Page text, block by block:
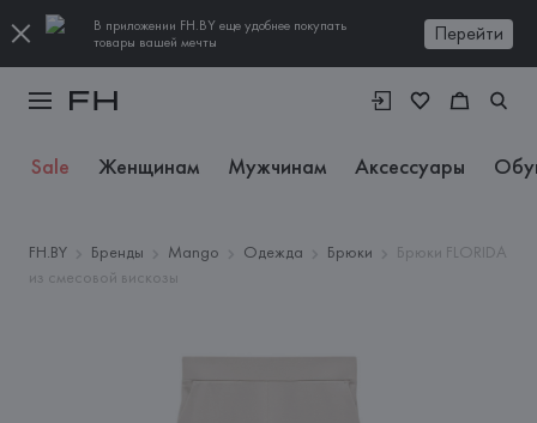
В приложении FH.BY еще удобнее покупать
товары вашей мечты
Перейти
Sale Женщинам Мужчинам Аксессуары
FH.BY Бренды Mango Одежда Брюки
Брюки FLORIDA
из смесовой вискозы